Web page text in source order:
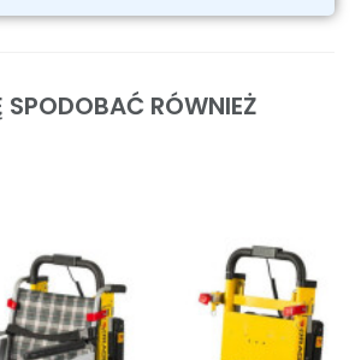
SPODOBAĆ RÓWNIEŻ